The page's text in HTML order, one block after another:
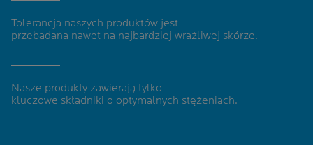
Tolerancja naszych produktów jest
przebadana nawet na najbardziej wrażliwej skórze.
Nasze produkty zawierają tylko
kluczowe składniki o optymalnych stężeniach.